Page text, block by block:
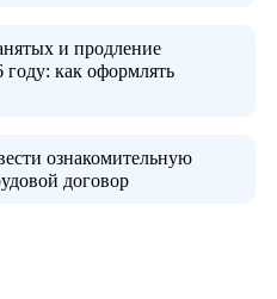
и продление
году: как оформлять
ознакомительную
договор